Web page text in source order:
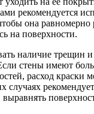
рекомендуется
она равномерно
на поверхности.
наличие трещин
стены имеют
расход краски
случаях